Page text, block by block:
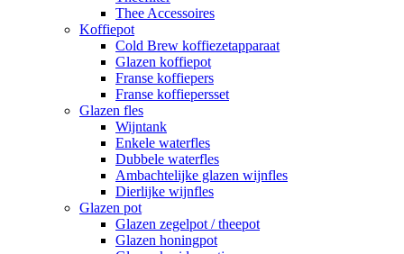
Thee Accessoires
Koffiepot
Cold Brew koffiezetapparaat
Glazen koffiepot
Franse koffiepers
Franse koffiepersset
Glazen fles
Wijntank
Enkele waterfles
Dubbele waterfles
Ambachtelijke glazen wijnfles
Dierlijke wijnfles
Glazen pot
Glazen zegelpot / theepot
Glazen honingpot